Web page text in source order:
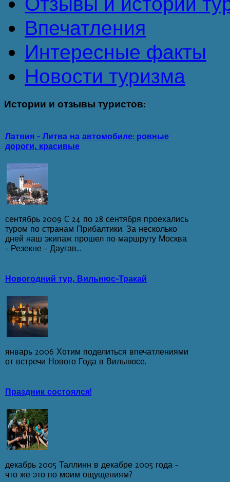
Впечатления
Интересные факты
Новости туризма
Истории и отзывы туристов:
Латвия - Литва на автомобиле: ровные
дороги, красивые
сентябрь 2009 C 24 по 28 сентября проехались
туром по странам Прибалтики. За несколько
дней наш экипаж прошел по маршруту Москва
– Резекне – Даугав...
Новогодний тур, Вильнюс-Тракай
январь 2006 Хотим поделиться впечатлениями
от встречи Нового Года в Вильнюсе.
Праздник состоялся!
декабрь 2005 Таллинн в декабре 2005 года -
что же это по моим ощущениям?